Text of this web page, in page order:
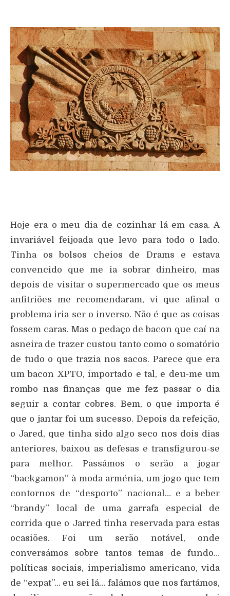
Hoje era o meu dia de cozinhar lá em casa. A
invariável feijoada que levo para todo o lado.
Tinha os bolsos cheios de Drams e estava
convencido que me ia sobrar dinheiro, mas
depois de visitar o supermercado que os meus
anfitriões me recomendaram, vi que afinal o
problema iria ser o inverso. Não é que as coisas
fossem caras. Mas o pedaço de bacon que caí na
asneira de trazer custou tanto como o somatório
de tudo o que trazia nos sacos. Parece que era
um bacon XPTO, importado e tal, e deu-me um
rombo nas finanças que me fez passar o dia
seguir a contar cobres. Bem, o que importa é
que o jantar foi um sucesso. Depois da refeição,
o Jared, que tinha sido algo seco nos dois dias
anteriores, baixou as defesas e transfigurou-se
para melhor. Passámos o serão a jogar
“backgamon” à moda arménia, um jogo que tem
contornos de “desporto” nacional… e a beber
“brandy” local de uma garrafa especial de
corrida que o Jarred tinha reservada para estas
ocasiões. Foi um serão notável, onde
conversámos sobre tantos temas de fundo…
políticas sociais, imperialismo americano, vida
de “expat”… eu sei lá… falámos que nos fartámos,